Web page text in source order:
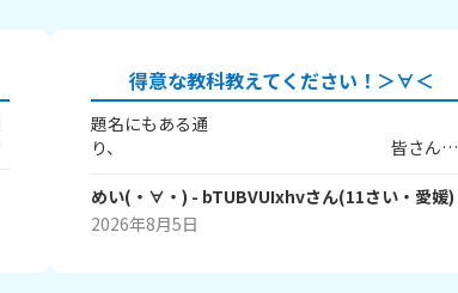
得意な教科教えてください！＞∀＜
題名にもある通
り、 皆さんの
(^^) ちなみに私は理科です
♪ 実験する
めい(・∀・) - bTUBVUIxhvさん(11さい・ 愛媛)
2026年8月5日